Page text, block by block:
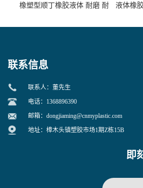
橡塑型顺丁橡胶液体 耐磨 耐
液体橡
联系信息
联系人：董先生
电话：1368896390
邮箱： dongjiaming@cnmyplastic.com
地址：樟木头镇塑胶市场1期Z栋15B
即